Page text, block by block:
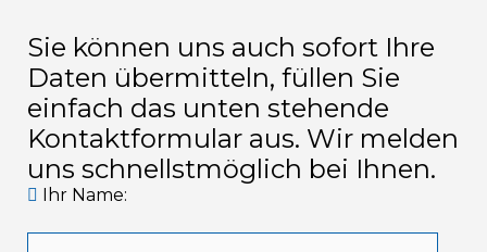
Sie können uns auch sofort Ihre
Daten übermitteln, füllen Sie
einfach das unten stehende
Kontaktformular aus. Wir melden
uns schnellstmöglich bei Ihnen.
Ihr Name: